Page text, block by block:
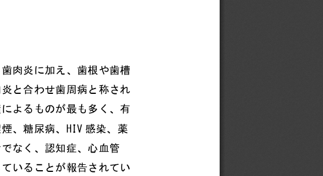
肉炎に加え、歯根や歯槽
と合わせ歯周病と称され
よるものが最も多く、有
、糖尿病、 HIV 感染、薬
なく、認知症、心血管
いることが報告されてい